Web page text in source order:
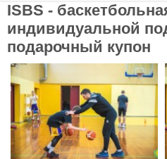
ISBS -
индивидуальной
подарочный купон